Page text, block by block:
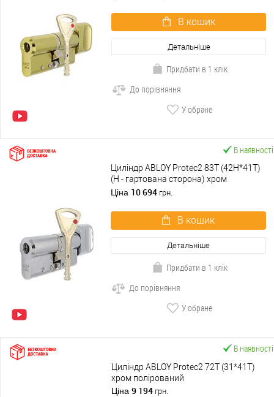
В кошик
Детальніше
Придбати в 1 клік
До порівняння
У обране
В наявності
Циліндр ABLOY Protec2 83T (42H*41T)
(H - гартована сторона) хром
полірований
Ціна 10 694 грн.
В кошик
Детальніше
Придбати в 1 клік
До порівняння
У обране
В наявності
Циліндр ABLOY Protec2 72T (31*41T)
хром полірований
Ціна 9 194 грн.